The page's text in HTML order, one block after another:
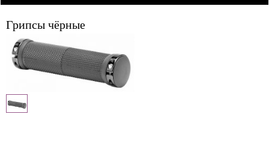
Грипсы чёрные